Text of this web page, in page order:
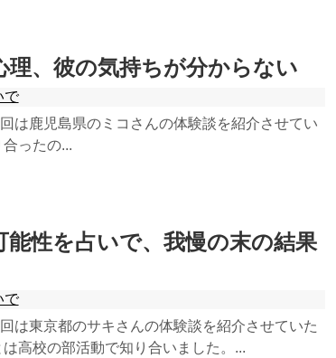
理、彼の気持ちが分からない
で
は鹿児島県のミコさんの体験談を紹介させてい
ったの...
能性を占いで、我慢の末の結果
で
は東京都のサキさんの体験談を紹介させていた
高校の部活動で知り合いました。...